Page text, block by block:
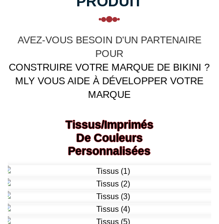
AVEZ-VOUS BESOIN D'UN PARTENAIRE
POUR
CONSTRUIRE VOTRE MARQUE DE BIKINI ?
MLY VOUS AIDE À DÉVELOPPER VOTRE
MARQUE
Tissus/imprimés
De Couleurs
Personnalisées